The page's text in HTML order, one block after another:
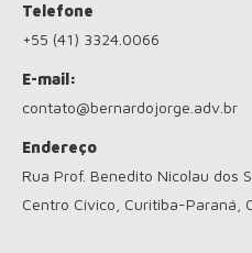
Telefone
+55 (41) 3324.0066
E-mail:
contato@bernardojorge.adv.br
Endereço
Rua Prof. Benedito Nicolau dos
Centro Cívico, Curitiba-Paraná,